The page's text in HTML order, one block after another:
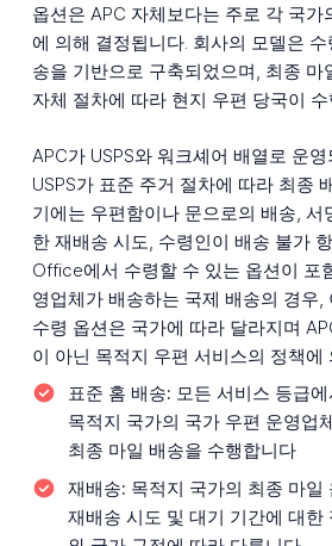
옵션은 APC 자체보다는 주로 각 국가
에 의해 결정됩니다. 회사의 모델은
송을 기반으로 구축되었으며, 최종 마
자체 절차에 따라 현지 우편 당국이
APC가 USPS와 워크셰어 배열로 운
USPS가 표준 주거 절차에 따라 최종
기에는 우편함이나 문으로의 배송, 서
한 재배송 시도, 수령인이 배송 불가
Office에서 수령할 수 있는 옵션이 포
영업체가 배송하는 국제 배송의 경우,
수령 옵션은 국가에 따라 달라지며
이 아닌 목적지 우편 서비스의 정책에
표준 홈 배송: 모든 서비스 등급
목적지 국가의 국가 우편 운영업
최종 마일 배송을 수행합니다
재배송: 목적지 국가의 최종 마일
재배송 시도 및 대기 기간에 대한